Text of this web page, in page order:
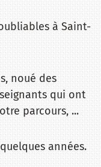
à Saint-
noué des
qui ont
parcours, ...
années.